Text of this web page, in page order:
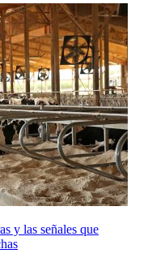
y las señales que